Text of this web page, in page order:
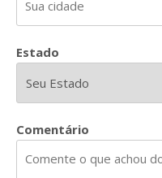
Estado
Comentário